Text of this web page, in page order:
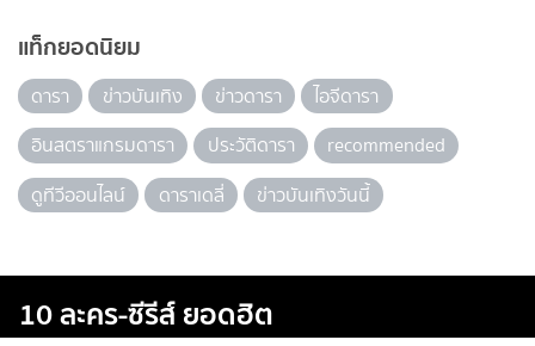
แท็กยอดนิยม
ดารา ข่าวบันเทิง ข่าวดารา
ไอจีดารา
อินสตราแกรมดารา
ประวัติดารา
recommended
ดูทีวีออนไลน์
ดาราเดลี่ ข่าวบันเทิงวันนี้
10 ละคร-ซีรีส์ ยอดฮิต